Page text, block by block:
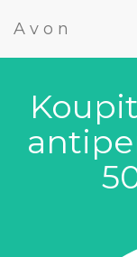
Avon